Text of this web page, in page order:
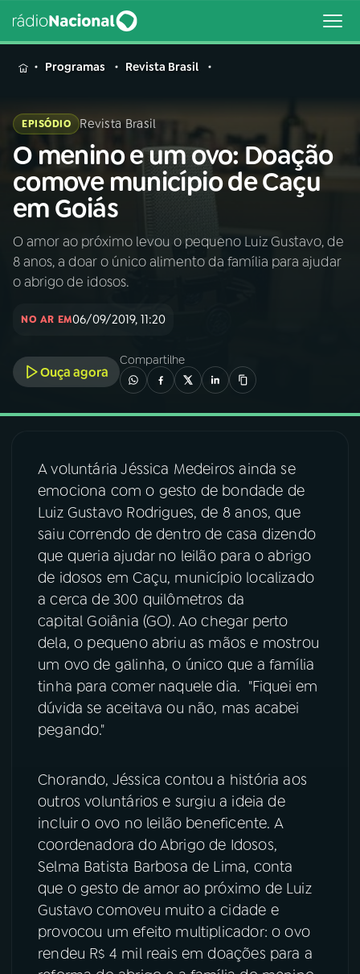
MENU
Buscar
na
Rádio
Nacional
Buscar
AO VIVO
01
05 PODCASTS
06VIDEOCASTS
ÚLTIMAS
08 FESTIVAL DE MÚSICA
ACOMPANHE A RÁDIO NACIONAL
TikTok
Programas Revista Brasil
EPISÓDIO Revista Brasil
O menino e um ovo: Doação
comove município de Caçu
em Goiás
O amor ao próximo levou o pequeno Luiz Gustavo, de
8 anos, a doar o único alimento da família para ajudar
o abrigo de idosos.
NO AR EM06/09/2019, 11:20
Ouça agora
Compartilhe
A voluntária Jéssica Medeiros ainda se
emociona com o gesto de bondade de
Luiz Gustavo Rodrigues, de 8 anos, que
saiu correndo de dentro de casa dizendo
que queria ajudar no leilão para o abrigo
de idosos em Caçu, município localizado
a cerca de 300 quilômetros da
capital Goiânia (GO). Ao chegar perto
dela, o pequeno abriu as mãos e mostrou
um ovo de galinha, o único que a família
tinha para comer naquele dia. "Fiquei em
dúvida se aceitava ou não, mas acabei
pegando."
Chorando, Jéssica contou a história aos
outros voluntários e surgiu a ideia de
incluir o ovo no leilão beneficente. A
coordenadora do Abrigo de Idosos,
Selma Batista Barbosa de Lima, conta
que o gesto de amor ao próximo de Luiz
Gustavo comoveu muito a cidade e
provocou um efeito multiplicador: o ovo
rendeu R$ 4 mil reais em doações para a